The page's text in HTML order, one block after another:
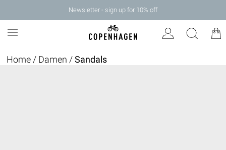
Newsletter - sign up for 10% off
Home / Damen /Sandals